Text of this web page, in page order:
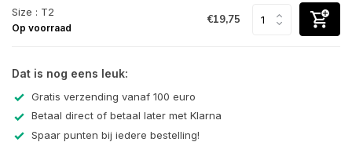
Size : T2
Op voorraad
€19,75
Dat is nog eens leuk:
Gratis verzending vanaf 100 euro
Betaal direct of betaal later met Klarna
Spaar punten bij iedere bestelling!